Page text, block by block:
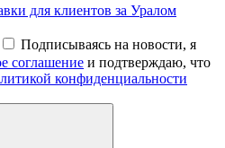
для клиентов за Уралом
Подписываясь на новости, я
соглашение и подтверждаю, что
конфиденциальности